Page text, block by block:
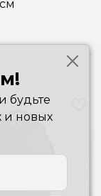
будьте
и новых